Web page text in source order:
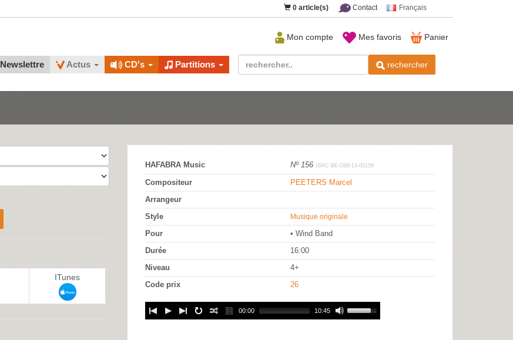
0 article(s) Contact Français
Panier
Mes favoris
Mon compte
rechercher
Newslettre Actus CD's Partitions
ITunes
HAFABRA Music Nº 156 ISRC BE-O89-13-00156
Compositeur PEETERS Marcel
Arrangeur
Style Musique originale
Pour • Wind Band
Durée 16:00
Niveau 4+
Code prix 26
00:00 10:45